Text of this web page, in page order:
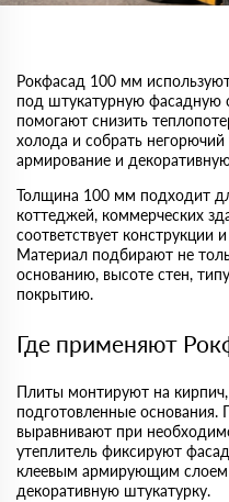
Рокфасад 100 мм
под штукатурную фасадную
помогают снизить
холода и собрать
армирование и
Толщина 100 мм подходит
коттеджей, коммерческих
соответствует конструкции
Материал подбирают не
основанию, высоте стен,
покрытию.
Где применяют
Плиты монтируют на кирпич,
подготовленные основания.
выравнивают при
утеплитель фиксируют
клеевым армирующим слоем
декоративную штукатурку.